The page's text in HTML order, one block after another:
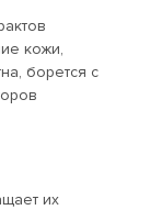
кожи,
борется с
их